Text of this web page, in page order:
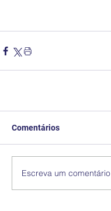
Comentários
Escreva um comentário